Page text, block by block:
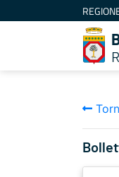
Salta al contenuto